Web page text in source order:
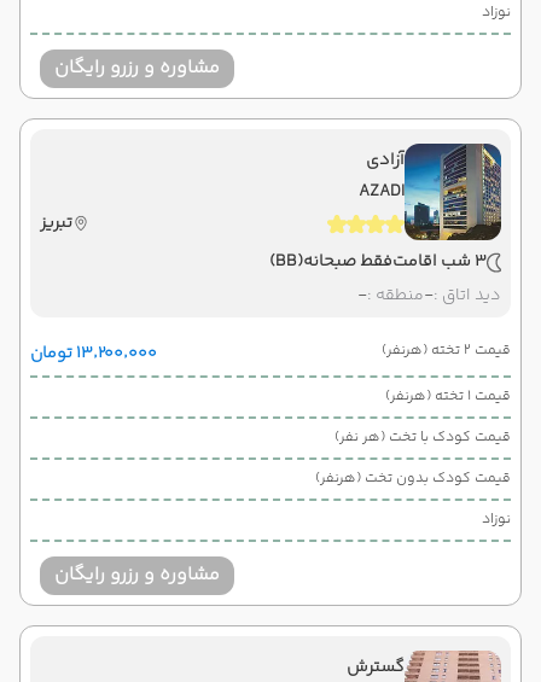
نوزاد
مشاوره و رزرو رایگان
آزادی
AZADI
تبریز
3 شب اقامت
فقط صبحانه(BB)
دید اتاق :-منطقه :-
قیمت 2 تخته (هرنفر) ۱۳٬۲۰۰٬۰۰۰ تومان
قیمت 1 تخته (هرنفر)
قیمت کودک با تخت (هر نفر)
قیمت کودک بدون تخت (هرنفر)
نوزاد
مشاوره و رزرو رایگان
گسترش